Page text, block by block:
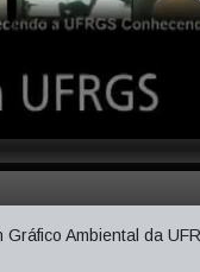
Gráfico Ambiental da